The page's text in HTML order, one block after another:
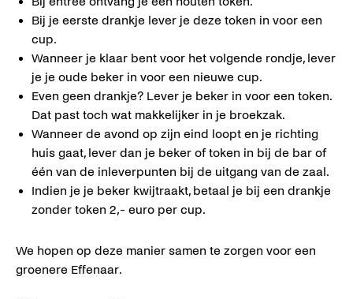
Bij je eerste drankje lever je deze token in voor een
cup.
Wanneer je klaar bent voor het volgende rondje, lever
je je oude beker in voor een nieuwe cup.
Even geen drankje? Lever je beker in voor een token.
Dat past toch wat makkelijker in je broekzak.
Wanneer de avond op zijn eind loopt en je richting
huis gaat, lever dan je beker of token in bij de bar of
één van de inleverpunten bij de uitgang van de zaal.
Indien je je beker kwijtraakt, betaal je bij een drankje
zonder token 2,- euro per cup.
We hopen op deze manier samen te zorgen voor een
groenere Effenaar.